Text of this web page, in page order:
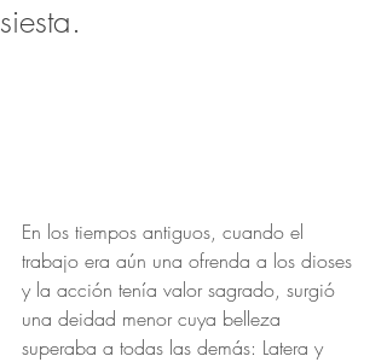
siesta.
En los tiempos antiguos, cuando el
trabajo era aún una ofrenda a los dioses
y la acción tenía valor sagrado, surgió
una deidad menor cuya belleza
superaba a todas las demás: Latera y